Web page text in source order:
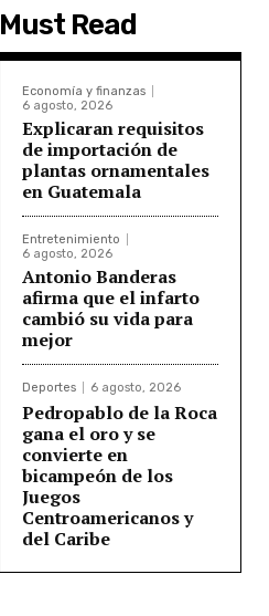
Must Read
Economía y finanzas
6 agosto, 2026
Explicaran requisitos
de importación de
plantas ornamentales
en Guatemala
Entretenimiento
6 agosto, 2026
Antonio Banderas
afirma que el infarto
cambió su vida para
mejor
Deportes 6 agosto, 2026
Pedropablo de la Roca
gana el oro y se
convierte en
bicampeón de los
Juegos
Centroamericanos y
del Caribe